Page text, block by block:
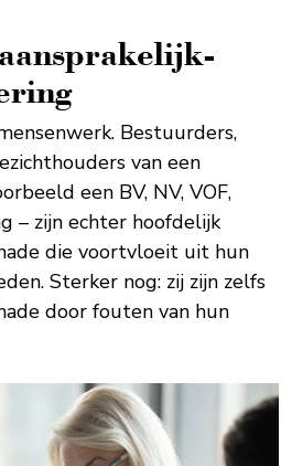
Bestuurders,
van een
een BV, NV, VOF,
– zijn echter hoofdelijk
die voortvloeit uit hun
Sterker nog: zij zijn zelfs
door fouten van hun